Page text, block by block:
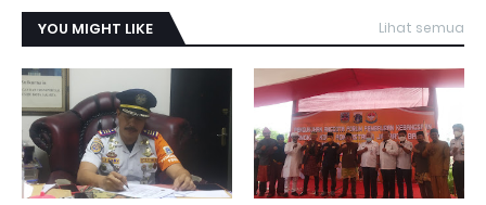
YOU MIGHT LIKE Lihat semua